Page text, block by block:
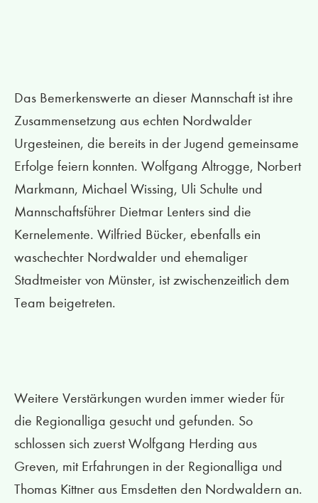
Das Bemerkenswerte an dieser Mannschaft ist ihre
Zusammensetzung aus echten Nordwalder
Urgesteinen, die bereits in der Jugend gemeinsame
Erfolge feiern konnten. Wolfgang Altrogge, Norbert
Markmann, Michael Wissing, Uli Schulte und
Mannschaftsführer Dietmar Lenters sind die
Kernelemente. Wilfried Bücker, ebenfalls ein
waschechter Nordwalder und ehemaliger
Stadtmeister von Münster, ist zwischenzeitlich dem
Team beigetreten.
Weitere Verstärkungen wurden immer wieder für
die Regionalliga gesucht und gefunden. So
schlossen sich zuerst Wolfgang Herding aus
Greven, mit Erfahrungen in der Regionalliga und
Thomas Kittner aus Emsdetten den Nordwaldern an.